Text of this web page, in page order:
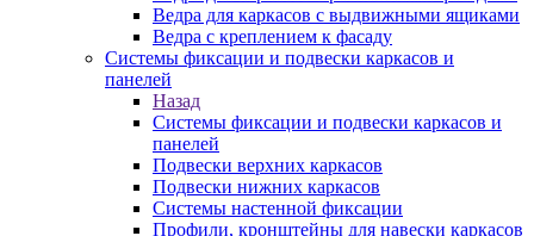
Ведра для каркасов с выдвижными ящиками
Ведра с креплением к фасаду
Системы фиксации и подвески каркасов и
панелей
Назад
Системы фиксации и подвески каркасов и
панелей
Подвески верхних каркасов
Подвески нижних каркасов
Системы настенной фиксации
Профили, кронштейны для навески каркасов